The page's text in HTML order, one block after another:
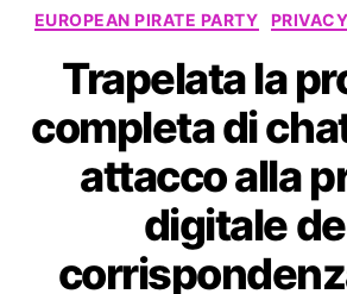
EUROPEAN PIRATE PARTY PRIVACY
Trapelata la
completa di
attacco alla
digitale